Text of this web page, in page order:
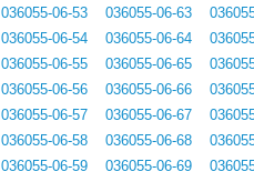
036055-06-53
036055-06-54
036055-06-55
036055-06-56
036055-06-57
036055-06-58
036055-06-59
036055-06-63
036055-06-64
036055-06-65
036055-06-66
036055-06-67
036055-06-68
036055-06-69